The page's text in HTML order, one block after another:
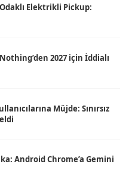
Elektrikli Pickup:
2027 için İddialı
Müjde: Sınırsız
Android Chrome’a Gemini